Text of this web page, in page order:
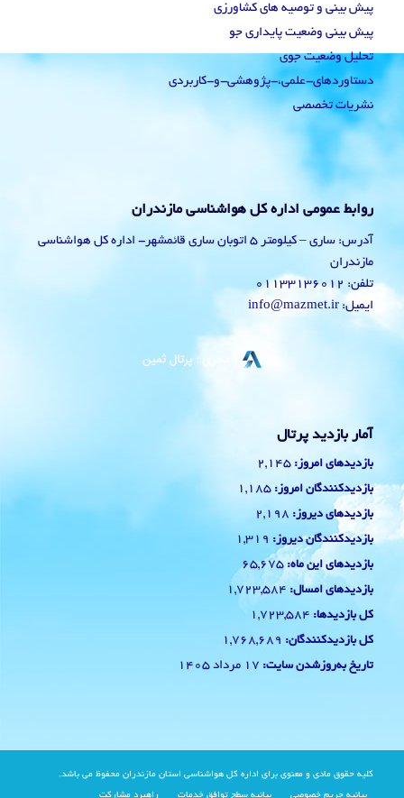
پیش بینی و توصیه های کشاورزی
پیش بینی وضعیت پایداری جو
تحلیل وضعیت جوی
دستاوردهای-علمی،-پژوهشی-و-کاربردی
نشریات تخصصی
روابط عمومی اداره کل هواشناسی مازندران
آدرس: ساری – کیلومتر 5 اتوبان ساری قائمشهر- اداره کل هواشناسی
مازندران
تلفن: 01133136012
ایمیل: info@mazmet.ir
آمار بازدید پرتال
بازدیدهای امروز: 2,145
بازدیدکنندگان امروز: 1,185
بازدیدهای دیروز: 2,198
بازدیدکنندگان دیروز: 1,319
بازدیدهای این ماه: 65,675
بازدیدهای امسال: 1,723,584
کل بازدیدها: 1,723,584
کل بازدیدکنند‌گان: 1,768,689
تاریخ به‌روزشدن سایت: 17 مرداد 1405
کلیه حقوق مادی و معنوی برای اداره کل هواشناسی استان مازندران محفوظ می باشد.